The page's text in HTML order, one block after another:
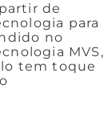
de
para
no
MVS,
tem toque